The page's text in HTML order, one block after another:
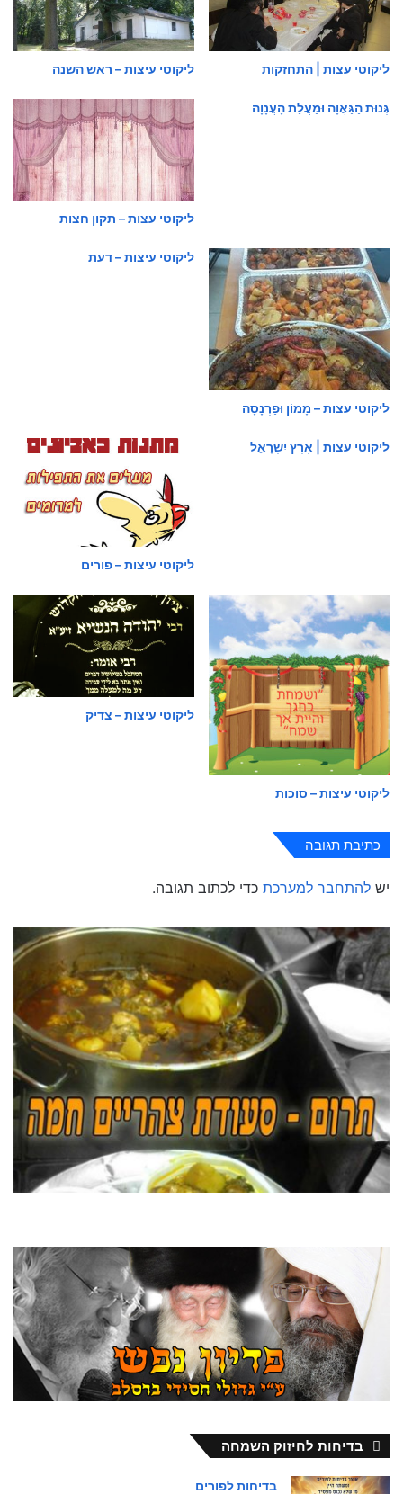
ליקוטי עצות | התחזקות ליקוטי עיצות – ראש השנה
גְּנוּת הַגַּאֲוָה וּמַעֲלַת הָעֲנָוָה
ליקוטי עצות – תקון חצות
ליקוטי עצות – מָמוֹן וּפַרְנָסָה
ליקוטי עיצות – דעת
ליקוטי עצות | אֶרֶץ יִשְׂרָאֵל
ליקוטי עיצות – פורים
ליקוטי עיצות – סוכות
ליקוטי עיצות – צדיק
כתיבת תגובה
יש להתחבר למערכת כדי לכתוב תגובה.
בדיחות לחיזוק השמחה
בדיחות לפורים